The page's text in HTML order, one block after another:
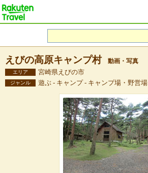
えびの高原キャンプ村 動画・写真
エリア 宮崎県えびの市
ジャンル 遊ぶ - キャンプ - キャンプ場・野営場